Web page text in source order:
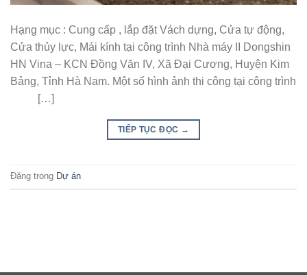
Hạng mục : Cung cấp , lắp đặt Vách dựng, Cửa tự động,
Cửa thủy lực, Mái kính tại công trình Nhà máy II Dongshin
HN Vina – KCN Đồng Văn IV, Xã Đại Cương, Huyện Kim
Bảng, Tỉnh Hà Nam. Một số hình ảnh thi công tại công trình
[…]
TIẾP TỤC ĐỌC →
Đăng trong Dự án